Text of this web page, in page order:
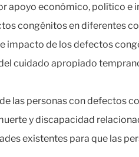
apoyo económico, político e
congénitos en diferentes
impacto de los defectos
cuidado apropiado
las personas con defectos
y discapacidad
existentes para que las